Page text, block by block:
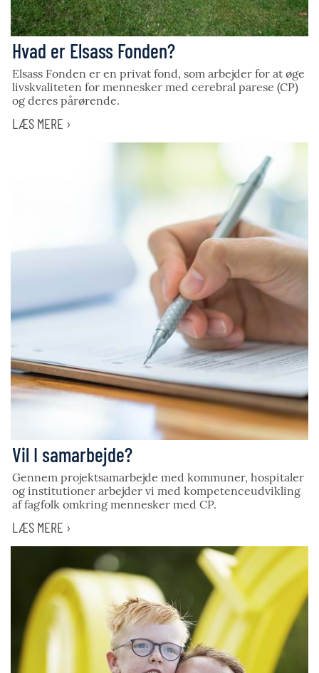
Hvad er Elsass Fonden?
Elsass Fonden er en privat fond, som arbejder for at øge
livskvaliteten for mennesker med cerebral parese (CP)
og deres pårørende.
LÆS MERE ›
Vil I samarbejde?
Gennem projektsamarbejde med kommuner, hospitaler
og institutioner arbejder vi med kompetenceudvikling
af fagfolk omkring mennesker med CP.
LÆS MERE ›